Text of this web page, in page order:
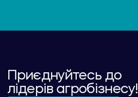
Приєднуйтесь до
лідерів агробізнесу!